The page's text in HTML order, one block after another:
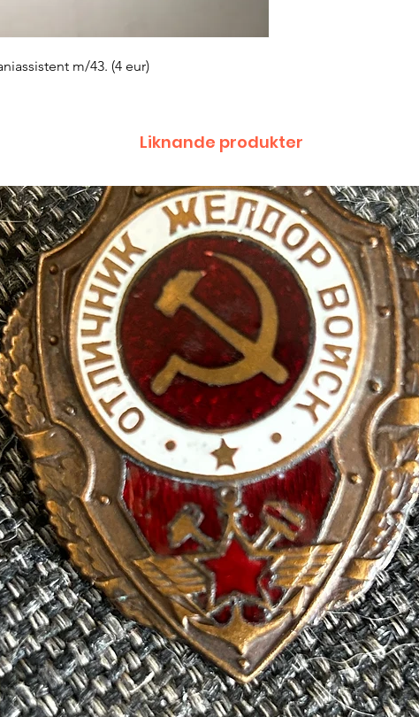
m/43. (4 eur)
Liknande produkter